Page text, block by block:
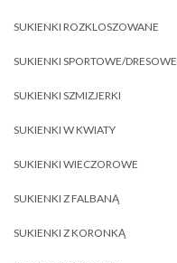
SUKIENKI ROZKLOSZOWANE
SUKIENKI SPORTOWE/DRESOWE
SUKIENKI SZMIZJERKI
SUKIENKI W KWIATY
SUKIENKI WIECZOROWE
SUKIENKI Z FALBANĄ
SUKIENKI Z KORONKĄ